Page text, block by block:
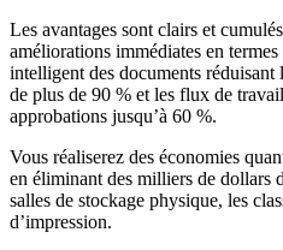
Les avantages sont clairs et
améliorations immédiates en
intelligent des documents réduisant
de plus de 90 % et les flux de
approbations jusqu’à 60 %.
Vous réaliserez des économies
en éliminant des milliers de dollars
salles de stockage physique, les
d’impression.